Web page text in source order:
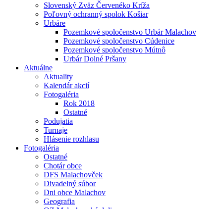
Slovenský Zväz Červenéko Kríža
Poľovný ochranný spolok Košiar
Urbáre
Pozemkové spoločenstvo Urbár Malachov
Pozemkové spoločenstvo Cúdenice
Pozemkové spoločenstvo Mútnô
Urbár Dolné Pršany
Aktuálne
Aktuality
Kalendár akcií
Fotogaléria
Rok 2018
Ostatné
Podujatia
Turnaje
Hlásenie rozhlasu
Fotogaléria
Ostatné
Chotár obce
DFS Malachovček
Divadelný súbor
Dni obce Malachov
Geografia